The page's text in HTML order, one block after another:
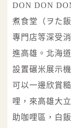
DON DON
煮食堂（ヲた
專門店等深受
進高雄。北海
設置碾米展示
可以一邊欣賞
哩，來高雄大
助咖哩區，白